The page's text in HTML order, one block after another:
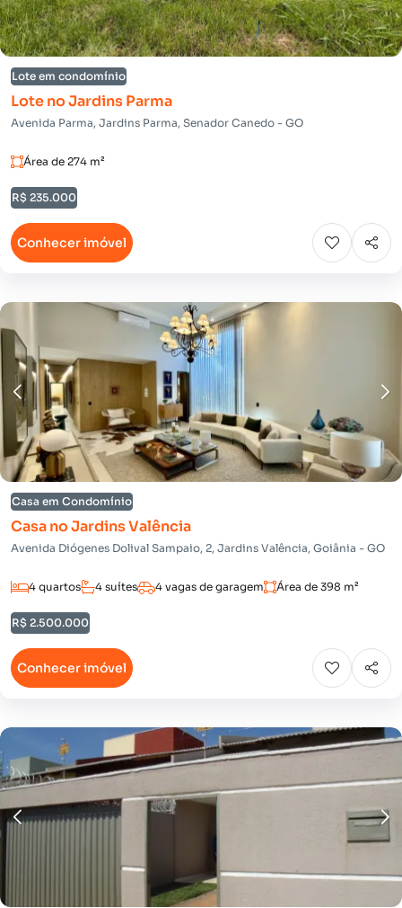
Lote em condomínio
Lote no Jardins Parma
Avenida Parma, Jardins Parma, Senador Canedo - GO
Área de 274 m²
R$ 235.000
Conhecer imóvel
Casa em Condomínio
Casa no Jardins Valência
Avenida Diógenes Dolival Sampaio, 2, Jardins Valência, Goiânia - GO
4 quartos 4 suítes 4 vagas de garagem Área de 398 m²
R$ 2.500.000
Conhecer imóvel